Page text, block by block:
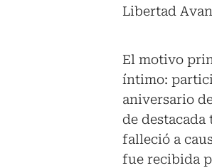
Libertad
El motivo
íntimo:
aniversario
de
falleció a
fue recibida